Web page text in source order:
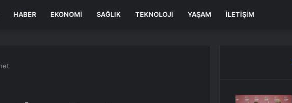
HABER EKONOMI SAĞLIK TEKNOLOJI YAŞAM İLETIŞIM